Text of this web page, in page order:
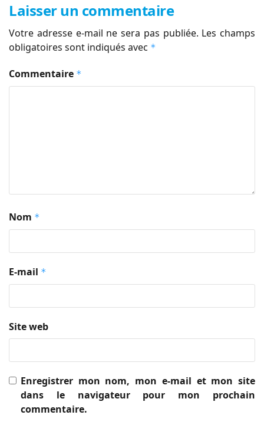
Laisser un commentaire
Votre adresse e-mail ne sera pas publiée. Les champs
obligatoires sont indiqués avec *
Commentaire *
Nom *
E-mail *
Site web
Enregistrer mon nom, mon e-mail et mon site
dans le navigateur pour mon prochain
commentaire.